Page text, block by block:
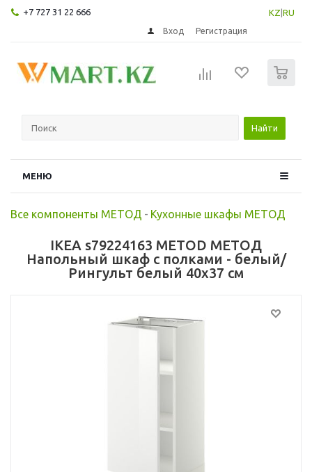
+7 727 31 22 666 KZ RU
Вход Регистрация
Найти
МЕНЮ
Все компоненты МЕТОД - Кухонные шкафы МЕТОД
IKEA s79224163 METOD МЕТОД
Напольный шкаф с полками - белый/
Рингульт белый 40x37 см